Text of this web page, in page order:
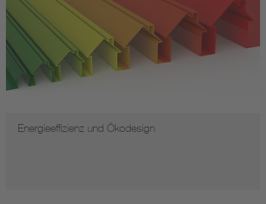
Energieeffizienz und Ökodesign